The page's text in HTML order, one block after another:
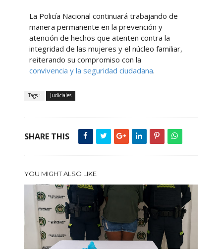
La Policía Nacional continuará trabajando de
manera permanente en la prevención y
atención de hechos que atenten contra la
integridad de las mujeres y el núcleo familiar,
reiterando su compromiso con la
convivencia y la seguridad ciudadana.
Tags : Judiciales
SHARE THIS
YOU MIGHT ALSO LIKE